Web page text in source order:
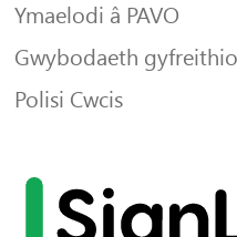
Ymaelodi â PAVO
Gwybodaeth
Polisi Cwcis